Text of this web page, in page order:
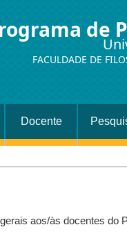
de
FACULDADE DE
Docente
aos/às docentes do